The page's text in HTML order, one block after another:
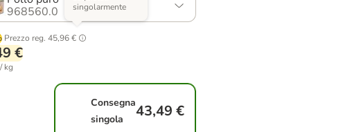
968560.0
Prezzo reg. 45,96 €
singolarmente
€
kg
Consegna
singola
43,49 €